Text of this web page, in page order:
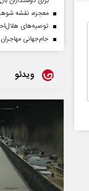
معجزه، نقشه
توصیه‌های
جام‌جهانی مهاجران
ویدئو